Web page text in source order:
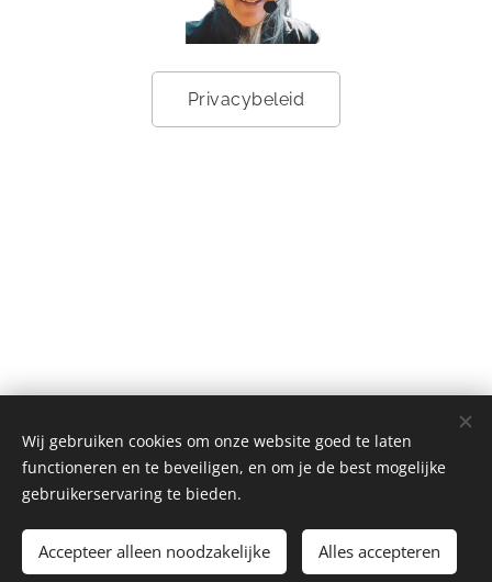
Privacybeleid
Algemene Voorwaarden
Mogelijk gemaakt door Cookies
Wij gebruiken cookies om onze website goed te laten
functioneren en te beveiligen, en om je de best mogelijke
gebruikerservaring te bieden.
Accepteer alleen noodzakelijke Alles accepteren